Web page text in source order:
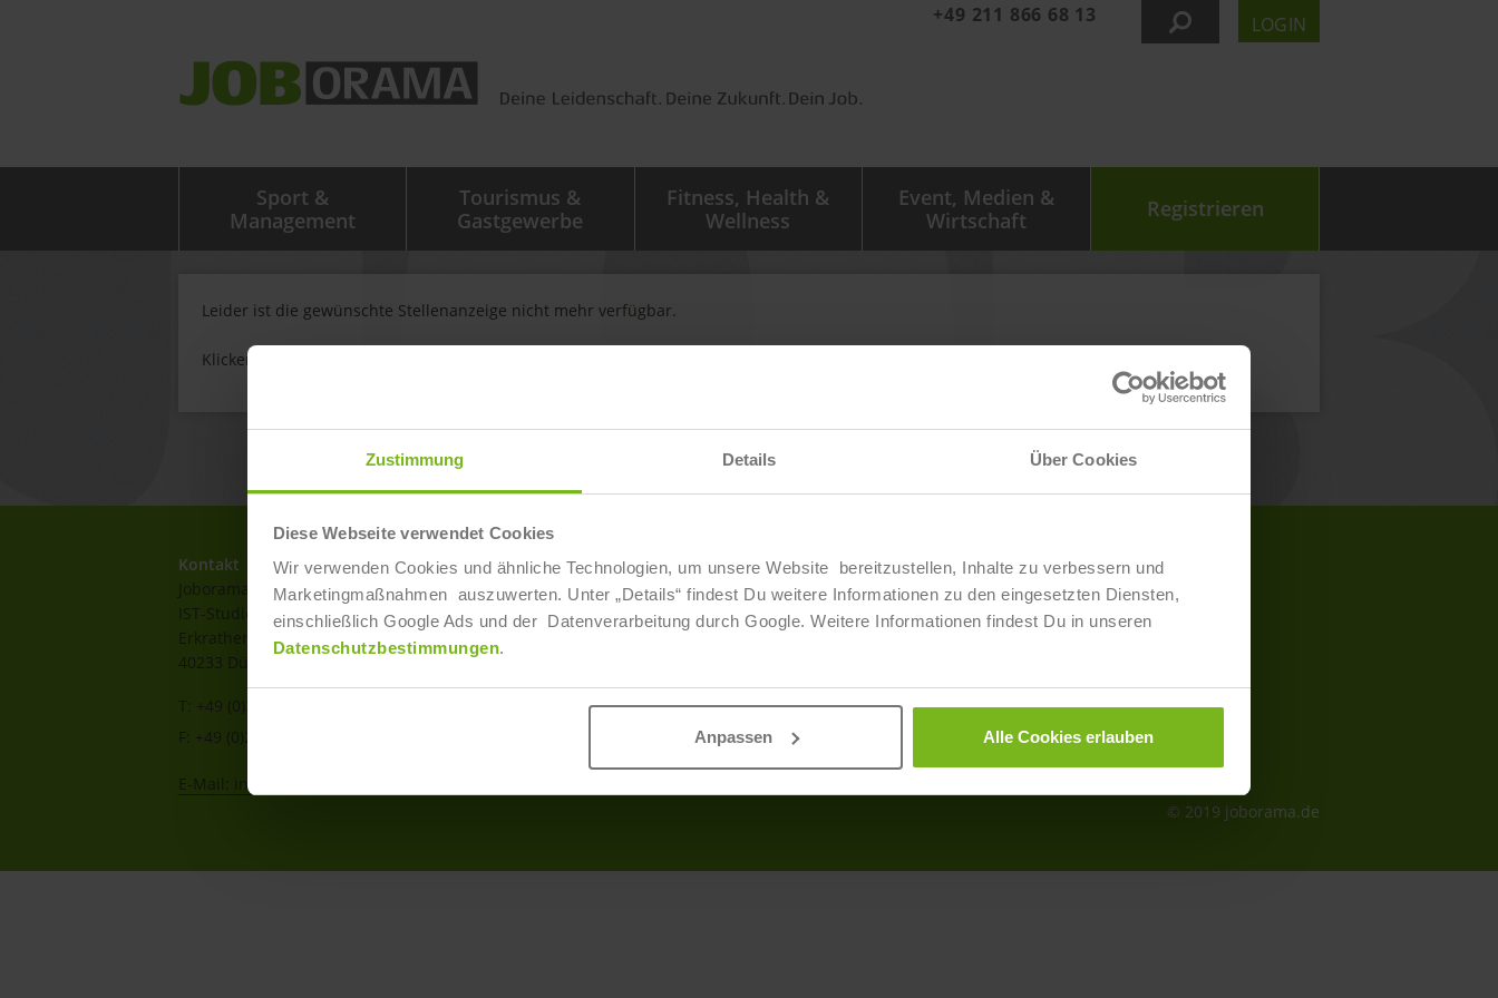
Zustimmung Details Über Cookies
Diese Webseite verwendet Cookies
Wir verwenden Cookies und ähnliche Technologien, um unsere Website bereitzustellen, Inhalte zu verbessern und
Marketingmaßnahmen auszuwerten. Unter „Details“ findest Du weitere Informationen zu den eingesetzten Diensten,
einschließlich Google Ads und der Datenverarbeitung durch Google. Weitere Informationen findest Du in unseren
Datenschutzbestimmungen.
Anpassen Alle Cookies erlauben
+49 211 866 68 13 LOGIN
Sport &
Management
Tourismus &
Gastgewerbe
Fitness, Health &
Wellness
Event, Medien &
Wirtschaft
Registrieren
Leider ist die gewünschte Stellenanzeige nicht mehr verfügbar.
Klicken Sie
Kontakt
Joborama
IST-Studieninstitut GmbH
Erkrather Str. 220a-c
40233 Düsseldorf
T: +49 (0)211 / 866 68 - 13
F: +49 (0)211 / 866 68 - 30
E-Mail: info@joborama.de
Über Uns
Veranstaltungen
Info
Produkt- und Preisliste
Datenschutz
Impressum
© 2019 joborama.de